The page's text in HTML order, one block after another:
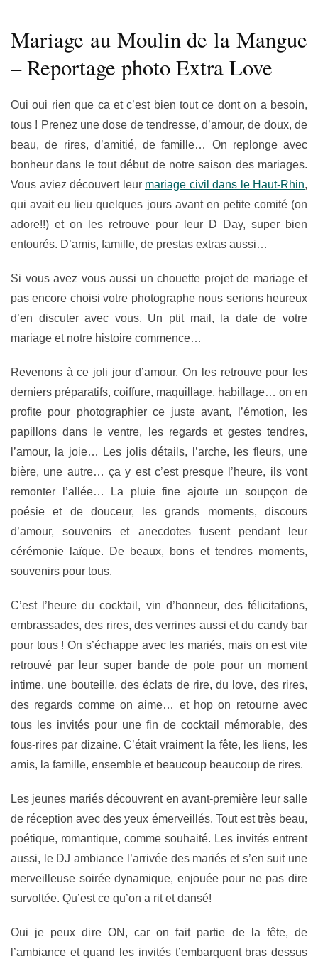
Mariage au Moulin de la Mangue
– Reportage photo Extra Love
Oui oui rien que ca et c’est bien tout ce dont on a besoin,
tous ! Prenez une dose de tendresse, d’amour, de doux, de
beau, de rires, d’amitié, de famille… On replonge avec
bonheur dans le tout début de notre saison des mariages.
Vous aviez découvert leur mariage civil dans le Haut-Rhin,
qui avait eu lieu quelques jours avant en petite comité (on
adore!!) et on les retrouve pour leur D Day, super bien
entourés. D’amis, famille, de prestas extras aussi…
Si vous avez vous aussi un chouette projet de mariage et
pas encore choisi votre photographe nous serions heureux
d’en discuter avec vous. Un ptit mail, la date de votre
mariage et notre histoire commence…
Revenons à ce joli jour d’amour. On les retrouve pour les
derniers préparatifs, coiffure, maquillage, habillage… on en
profite pour photographier ce juste avant, l’émotion, les
papillons dans le ventre, les regards et gestes tendres,
l’amour, la joie… Les jolis détails, l’arche, les fleurs, une
bière, une autre… ça y est c’est presque l’heure, ils vont
remonter l’allée… La pluie fine ajoute un soupçon de
poésie et de douceur, les grands moments, discours
d’amour, souvenirs et anecdotes fusent pendant leur
cérémonie laïque. De beaux, bons et tendres moments,
souvenirs pour tous.
C’est l’heure du cocktail, vin d’honneur, des félicitations,
embrassades, des rires, des verrines aussi et du candy bar
pour tous ! On s’échappe avec les mariés, mais on est vite
retrouvé par leur super bande de pote pour un moment
intime, une bouteille, des éclats de rire, du love, des rires,
des regards comme on aime… et hop on retourne avec
tous les invités pour une fin de cocktail mémorable, des
fous-rires par dizaine. C’était vraiment la fête, les liens, les
amis, la famille, ensemble et beaucoup beaucoup de rires.
Les jeunes mariés découvrent en avant-première leur salle
de réception avec des yeux émerveillés. Tout est très beau,
poétique, romantique, comme souhaité. Les invités entrent
aussi, le DJ ambiance l’arrivée des mariés et s’en suit une
merveilleuse soirée dynamique, enjouée pour ne pas dire
survoltée. Qu’est ce qu’on a rit et dansé!
Oui je peux dire ON, car on fait partie de la fête, de
l’ambiance et quand les invités t’embarquent bras dessus